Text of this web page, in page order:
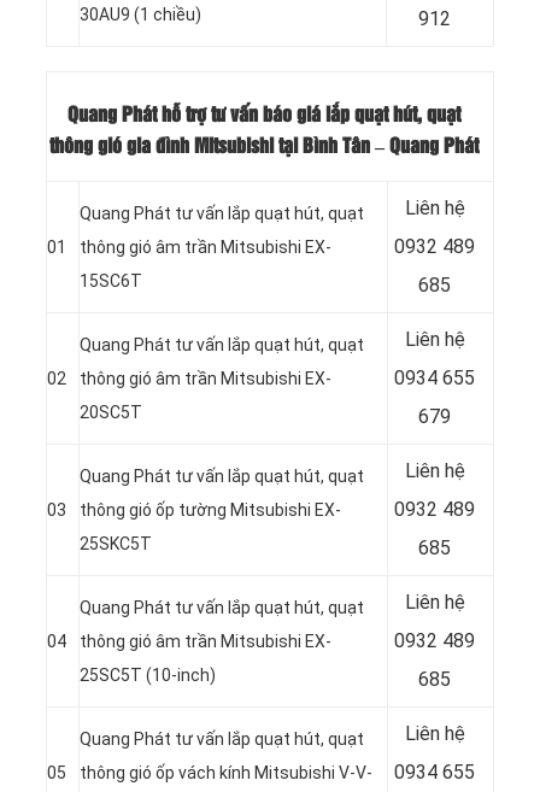
30AU9 (1 chiều) 912
Quang Phát hỗ trợ tư vấn báo giá lắp quạt hút, quạt
thông gió gia đình Mitsubishi tại Bình Tân – Quang Phát
01
Quang Phát tư vấn lắp quạt hút, quạt
thông gió âm trần Mitsubishi EX-
15SC6T
Liên hệ
0932 489
685
02
Quang Phát tư vấn lắp quạt hút, quạt
thông gió âm trần Mitsubishi EX-
20SC5T
Liên hệ
0934 655
679
03
Quang Phát tư vấn lắp quạt hút, quạt
thông gió ốp tường Mitsubishi EX-
25SKC5T
Liên hệ
0932 489
685
04
Quang Phát tư vấn lắp quạt hút, quạt
thông gió âm trần Mitsubishi EX-
25SC5T (10-inch)
Liên hệ
0932 489
685
05
Quang Phát tư vấn lắp quạt hút, quạt
thông gió ốp vách kính Mitsubishi V-V-
Liên hệ
0934 655